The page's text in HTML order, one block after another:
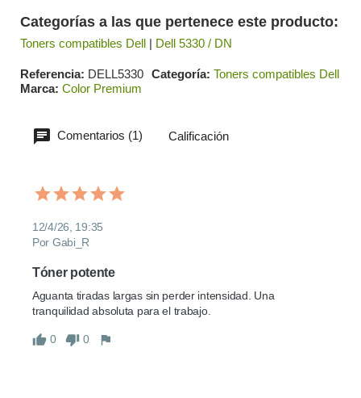
Categorías a las que pertenece este producto:
Toners compatibles Dell | Dell 5330 / DN
Referencia DELL5330 Categoría Toners compatibles Dell
Marca Color Premium
Comentarios (1) Calificación
12/4/26, 19:35
Por Gabi_R
Tóner potente
Aguanta tiradas largas sin perder intensidad. Una
tranquilidad absoluta para el trabajo.
0 0